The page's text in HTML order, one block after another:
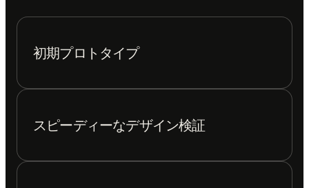
初期プロトタイプ
スピーディーなデザイン検証